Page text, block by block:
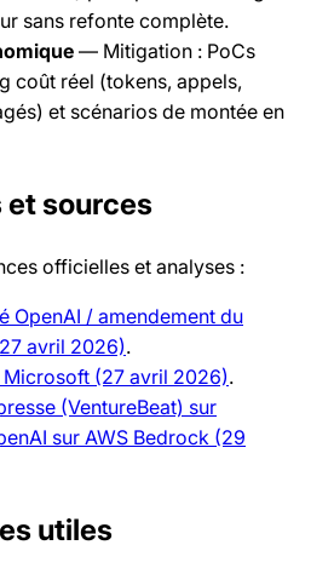
sans refonte complète.
— Mitigation : PoCs
coût réel (tokens, appels,
et scénarios de montée en
et sources
officielles et analyses :
OpenAI / amendement du
avril 2026).
(27 avril 2026).
(VentureBeat) sur
sur AWS Bedrock (29
utiles